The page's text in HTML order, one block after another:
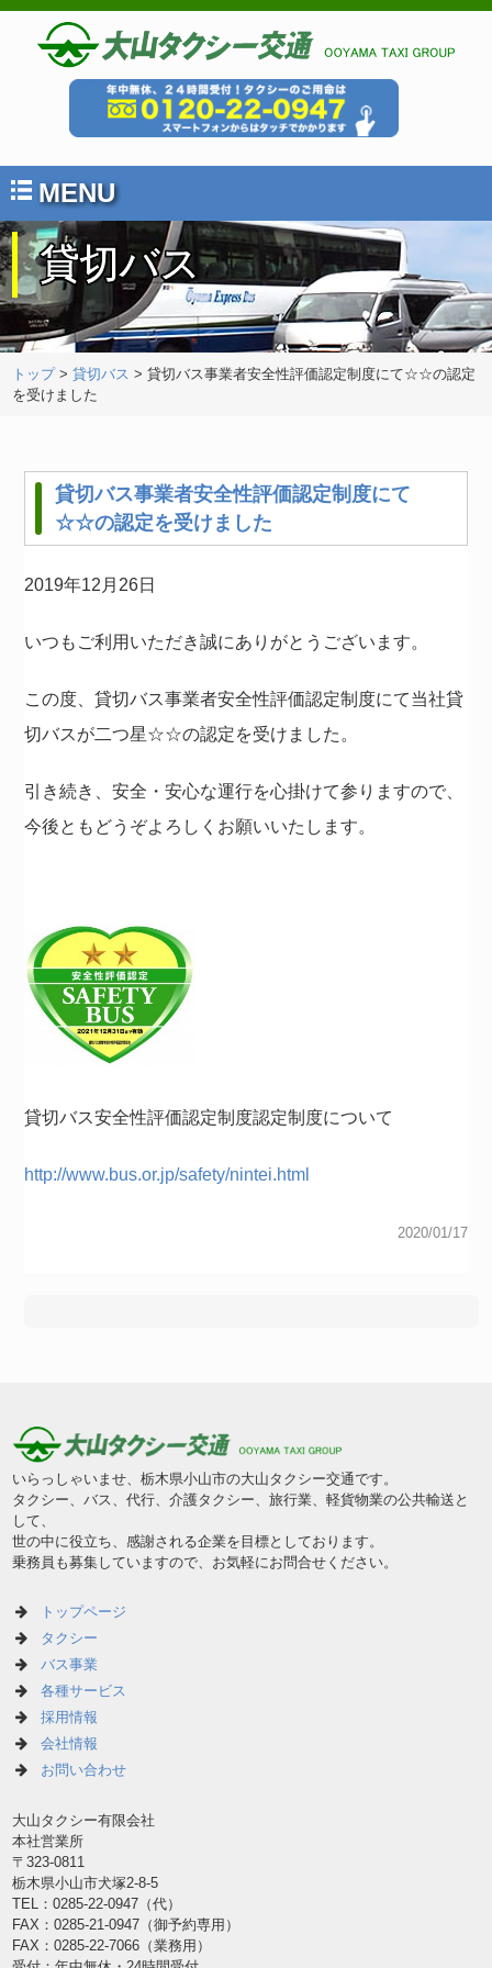
MENU
貸切バス
トップ>貸切バス > 貸切バス事業者安全性評価認定制度にて☆☆の認定
を受けました
貸切バス事業者安全性評価認定制度にて
☆☆の認定を受けました
2019年12月26日
いつもご利用いただき誠にありがとうございます。
この度、貸切バス事業者安全性評価認定制度にて当社貸
切バスが二つ星☆☆の認定を受けました。
引き続き、安全・安心な運行を心掛けて参りますので、
今後ともどうぞよろしくお願いいたします。
貸切バス安全性評価認定制度認定制度について
http://www.bus.or.jp/safety/nintei.html
2020/01/17
いらっしゃいませ、栃木県小山市の大山タクシー交通です。
タクシー、バス、代行、介護タクシー、旅行業、軽貨物業の公共輸送と
して、
世の中に役立ち、感謝される企業を目標としております。
乗務員も募集していますので、お気軽にお問合せください。
トップページ
タクシー
バス事業
各種サービス
採用情報
会社情報
お問い合わせ
大山タクシー有限会社
本社営業所
〒323-0811
栃木県小山市犬塚2-8-5
TEL：0285-22-0947（代）
FAX：0285-21-0947（御予約専用）
FAX：0285-22-7066（業務用）